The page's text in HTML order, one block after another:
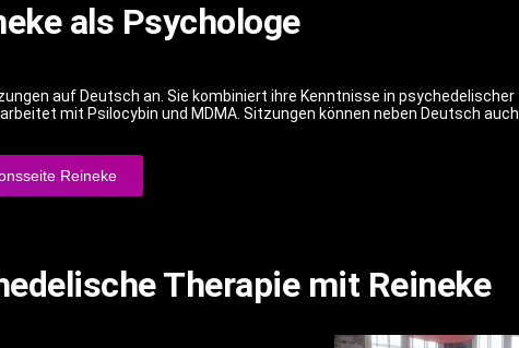
als Psychologe
auf Deutsch an. Sie kombiniert ihre Kenntnisse in psychedelischer
mit Psilocybin und MDMA. Sitzungen können neben Deutsch auch
Reineke
Therapie mit Reineke